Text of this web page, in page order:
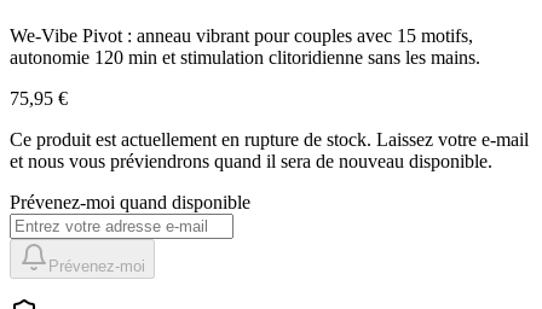
We-Vibe Pivot : anneau vibrant pour couples avec 15 motifs,
autonomie 120 min et stimulation clitoridienne sans les mains.
75,95 €
Ce produit est actuellement en rupture de stock. Laissez votre e-mail
et nous vous préviendrons quand il sera de nouveau disponible.
Prévenez-moi quand disponible
Prévenez-moi